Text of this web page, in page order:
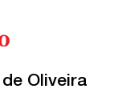
Oliveira